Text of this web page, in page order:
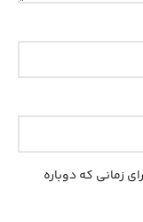
زمانی که دوباره